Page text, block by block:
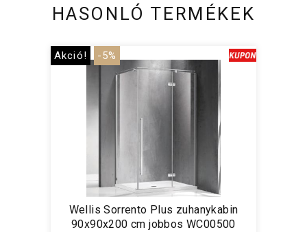
HASONLÓ TERMÉKEK
Akció! -5%
Wellis Sorrento Plus zuhanykabin
90x90x200 cm jobbos WC00500